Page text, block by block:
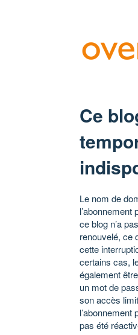
Ce
Le nom de
l’abonnement
ce blog n’a
renouvelé, ce
cette
certains cas,
également
un mot de
son accès
l’abonnement
pas été